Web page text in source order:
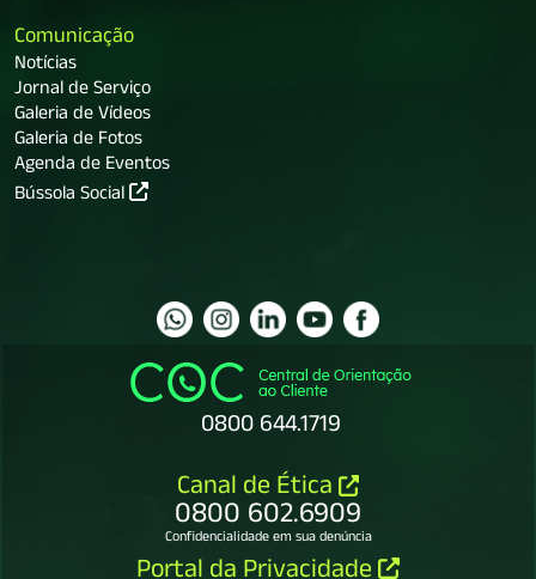
Comunicação
Notícias
Jornal de Serviço
Galeria de Vídeos
Galeria de Fotos
Agenda de Eventos
Bússola Social
0800 644.1719
Canal de Ética
0800 602.6909
Confidencialidade em sua denúncia